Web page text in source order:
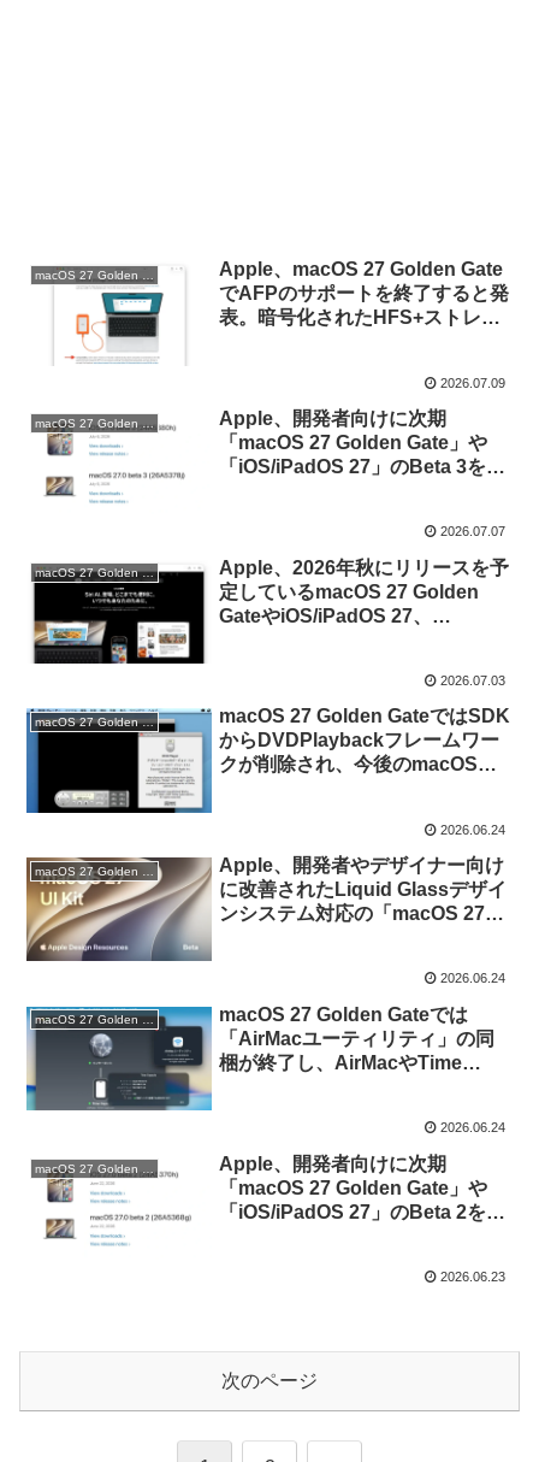
Apple、macOS 27 Golden Gate
でAFPのサポートを終了すると発
表。暗号化されたHFS+ストレー
クアップストレージに使用してい
る場合は注意を。
2026.07.09
macOS 27 Golden Gate
Apple、開発者向けに次期
「macOS 27 Golden Gate」や
「iOS/iPadOS 27」のBeta 3を公
2026.07.07
macOS 27 Golden Gate
Apple、2026年秋にリリースを予
定しているmacOS 27 Golden
GateやiOS/iPadOS 27、
2026.07.03
macOS 27 Golden Gate
macOS 27 Golden GateではSDK
からDVDPlaybackフレームワー
クが削除され、今後のmacOSで
2026.06.24
Apple、開発者やデザイナー向け
に改善されたLiquid Glassデザイ
ンシステム対応の「macOS 27
2026.06.24
macOS 27 Golden Gate
macOS 27 Golden Gateでは
「AirMacユーティリティ」の同
梱が終了し、AirMacやTime
2026.06.24
Apple、開発者向けに次期
「macOS 27 Golden Gate」や
「iOS/iPadOS 27」のBeta 2を公
2026.06.23
次のページ